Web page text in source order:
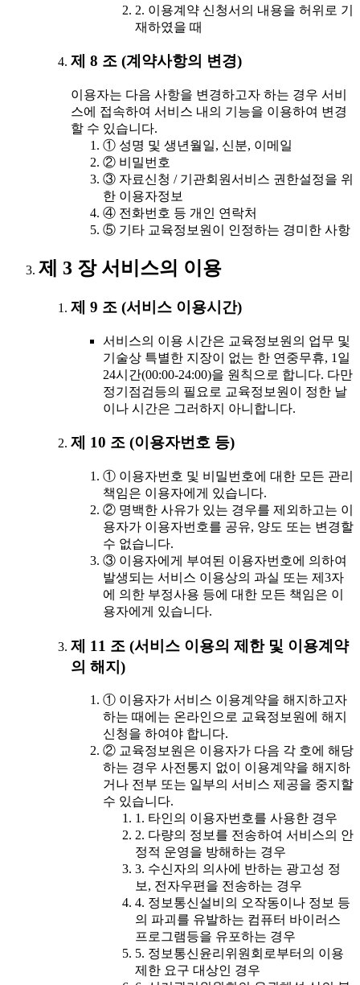
2. 이용계약 신청서의 내용을 허위로 기
재하였을 때
제 8 조 (계약사항의 변경)
이용자는 다음 사항을 변경하고자 하는 경우 서비
스에 접속하여 서비스 내의 기능을 이용하여 변경
할 수 있습니다.
① 성명 및 생년월일, 신분, 이메일
② 비밀번호
③ 자료신청 / 기관회원서비스 권한설정을 위
한 이용자정보
④ 전화번호 등 개인 연락처
⑤ 기타 교육정보원이 인정하는 경미한 사항
제 3 장 서비스의 이용
제 9 조 (서비스 이용시간)
서비스의 이용 시간은 교육정보원의 업무 및
기술상 특별한 지장이 없는 한 연중무휴, 1일
24시간(00:00-24:00)을 원칙으로 합니다. 다만
정기점검등의 필요로 교육정보원이 정한 날
이나 시간은 그러하지 아니합니다.
제 10 조 (이용자번호 등)
① 이용자번호 및 비밀번호에 대한 모든 관리
책임은 이용자에게 있습니다.
② 명백한 사유가 있는 경우를 제외하고는 이
용자가 이용자번호를 공유, 양도 또는 변경할
수 없습니다.
③ 이용자에게 부여된 이용자번호에 의하여
발생되는 서비스 이용상의 과실 또는 제3자
에 의한 부정사용 등에 대한 모든 책임은 이
용자에게 있습니다.
제 11 조 (서비스 이용의 제한 및 이용계약
의 해지)
① 이용자가 서비스 이용계약을 해지하고자
하는 때에는 온라인으로 교육정보원에 해지
신청을 하여야 합니다.
② 교육정보원은 이용자가 다음 각 호에 해당
하는 경우 사전통지 없이 이용계약을 해지하
거나 전부 또는 일부의 서비스 제공을 중지할
수 있습니다.
1. 타인의 이용자번호를 사용한 경우
2. 다량의 정보를 전송하여 서비스의 안
정적 운영을 방해하는 경우
3. 수신자의 의사에 반하는 광고성 정
보, 전자우편을 전송하는 경우
4. 정보통신설비의 오작동이나 정보 등
의 파괴를 유발하는 컴퓨터 바이러스
프로그램등을 유포하는 경우
5. 정보통신윤리위원회로부터의 이용
제한 요구 대상인 경우